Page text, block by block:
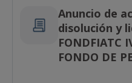
Anuncio de
disolución y
FONDFIATC
FONDO DE